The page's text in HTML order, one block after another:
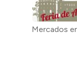
Mercados